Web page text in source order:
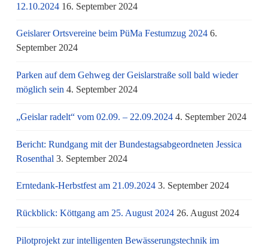
12.10.2024 16. September 2024
Geislarer Ortsvereine beim PüMa Festumzug 2024 6.
September 2024
Parken auf dem Gehweg der Geislarstraße soll bald wieder
möglich sein 4. September 2024
„Geislar radelt“ vom 02.09. – 22.09.2024 4. September 2024
Bericht: Rundgang mit der Bundestagsabgeordneten Jessica
Rosenthal 3. September 2024
Erntedank-Herbstfest am 21.09.2024 3. September 2024
Rückblick: Köttgang am 25. August 2024 26. August 2024
Pilotprojekt zur intelligenten Bewässerungstechnik im